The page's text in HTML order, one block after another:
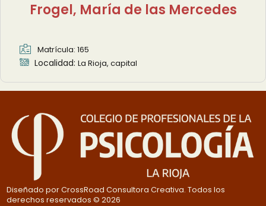
Frogel, María de las Mercedes
Matrícula: 165
Localidad:La Rioja, capital
Diseñado por CrossRoad Consultora Creativa. Todos los
derechos reservados © 2026